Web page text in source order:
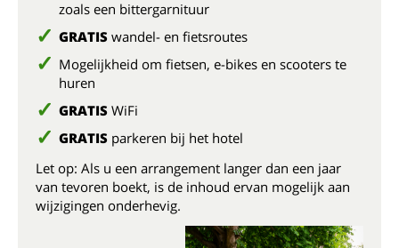
zoals een bittergarnituur
GRATIS wandel- en fietsroutes
Mogelijkheid om fietsen, e-bikes en scooters te
huren
GRATIS WiFi
GRATIS parkeren bij het hotel
Let op: Als u een arrangement langer dan een jaar
van tevoren boekt, is de inhoud ervan mogelijk aan
wijzigingen onderhevig.